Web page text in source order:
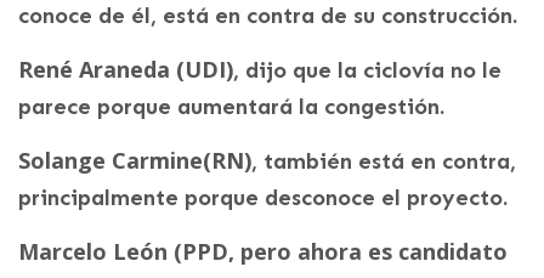
conoce de él, está en contra de su construcción.
René Araneda (UDI), dijo que la ciclovía no le
parece porque aumentará la congestión.
Solange Carmine(RN), también está en contra,
principalmente porque desconoce el proyecto.
Marcelo León (PPD, pero ahora es candidato